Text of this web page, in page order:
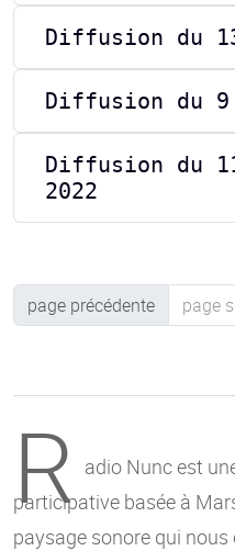
Diffusion du
Diffusion du 9
Diffusion du
2022
page précédente page
R adio Nunc est
participative basée à
paysage sonore qui